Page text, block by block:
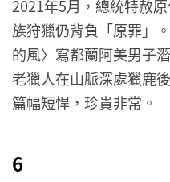
2021年5月，總統特赦
族狩獵仍背負「原罪」
的風〉寫都蘭阿美男子
老獵人在山脈深處獵鹿
篇幅短悍，珍貴非常。
6